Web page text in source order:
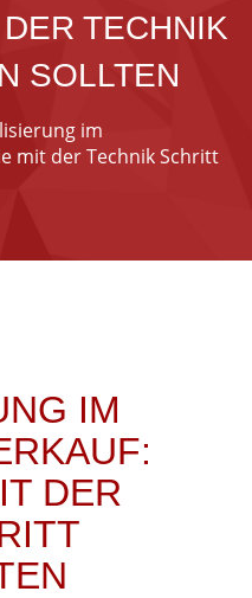
TECHNIK
SOLLTEN
im
mit der Technik Schritt
IM
DER